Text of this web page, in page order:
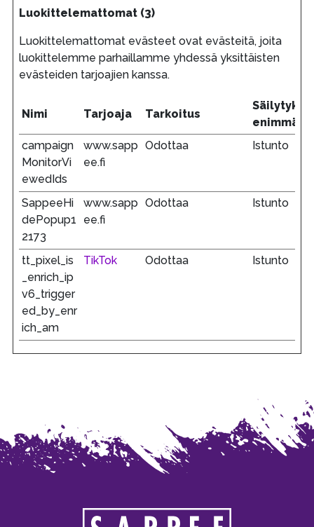
Luokittelemattomat (3)
Luokittelemattomat evästeet ovat evästeitä, joita
luokittelemme parhaillamme yhdessä yksittäisten
evästeiden tarjoajien kanssa.
Nimi Tarjoaja Tarkoitus
campaign
MonitorVi
ewedIds
www.sapp
ee.fi
Odottaa Istunto
SappeeHi
dePopup1
2173
www.sapp
ee.fi
Odottaa Istunto
tt_pixel_is
_enrich_ip
v6_trigger
ed_by_enr
ich_am
TikTok Odottaa Istunto